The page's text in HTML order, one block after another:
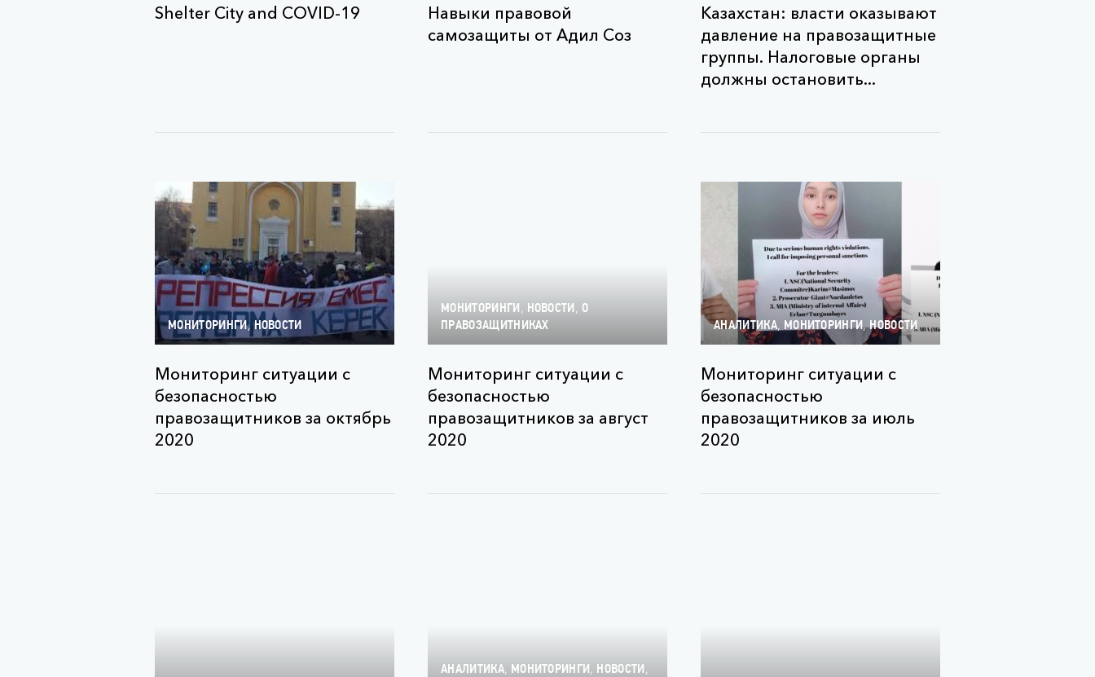
Shelter City and COVID-19
Навыки правовой
самозащиты от Адил Соз
Казахстан: власти оказывают
давление на правозащитные
группы. Налоговые органы
должны остановить...
МОНИТОРИНГИ,НОВОСТИ
Мониторинг ситуации с
безопасностью
правозащитников за октябрь
2020
МОНИТОРИНГИ , НОВОСТИ , О
ПРАВОЗАЩИТНИКАХ
Мониторинг ситуации с
безопасностью
правозащитников за август
2020
АНАЛИТИКА, МОНИТОРИНГИ,НОВОСТИ
Мониторинг ситуации с
безопасностью
правозащитников за июль
2020
АНАЛИТИКА, МОНИТОРИНГИ, НОВОСТИ ,